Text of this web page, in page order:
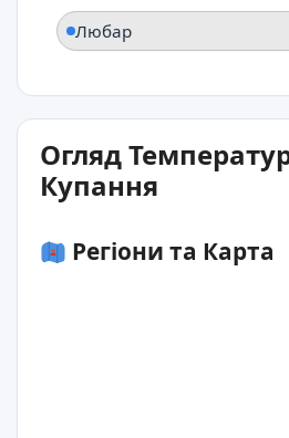
Любар
Огляд
Купання
Регіони та Карта